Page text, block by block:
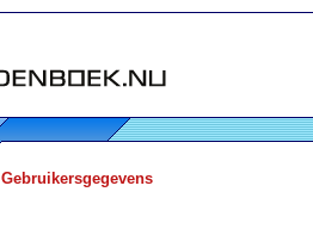
Gebruikersgegevens